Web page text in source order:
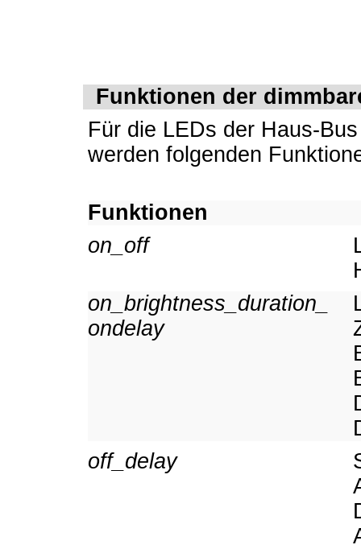
Funktionen der
Für die LEDs der Haus-
werden folgenden
Funktionen
on_off
on_brightness_duration_
ondelay
off_delay